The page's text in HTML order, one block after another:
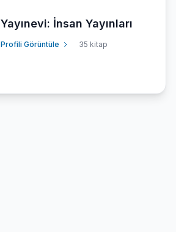
Yayınevi: İnsan Yayınları
Profili Görüntüle 35 kitap